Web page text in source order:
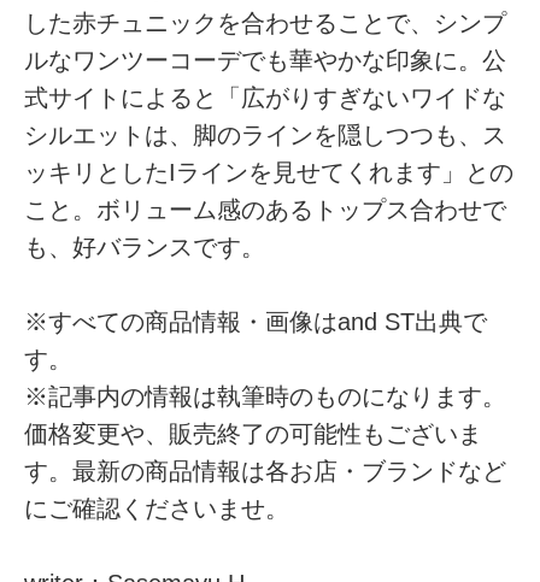
した赤チュニックを合わせることで、シンプ
ルなワンツーコーデでも華やかな印象に。公
式サイトによると「広がりすぎないワイドな
シルエットは、脚のラインを隠しつつも、ス
ッキリとしたIラインを見せてくれます」との
こと。ボリューム感のあるトップス合わせで
も、好バランスです。
※すべての商品情報・画像はand ST出典で
す。
※記事内の情報は執筆時のものになります。
価格変更や、販売終了の可能性もございま
す。最新の商品情報は各お店・ブランドなど
にご確認くださいませ。